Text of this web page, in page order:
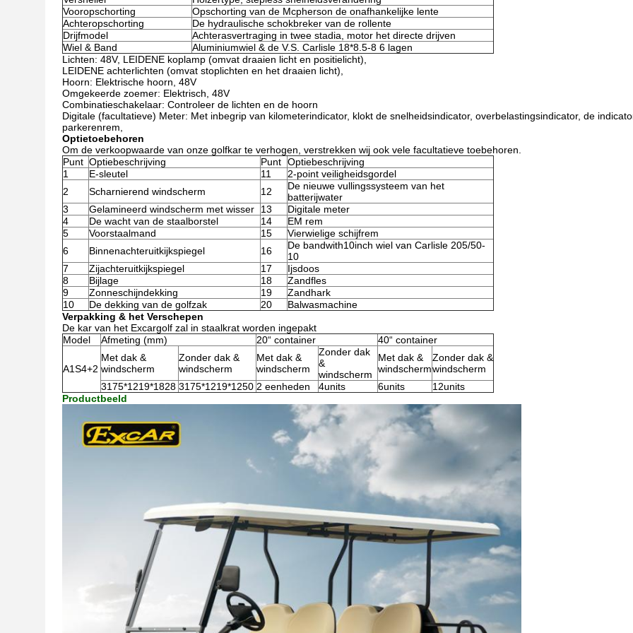
Vooropschorting
Opschorting van de Mcpherson de onafhankelijke lente
Achteropschorting
De hydraulische schokbreker van de rollente
Drijfmodel
Achterasvertraging in twee stadia, motor het directe drijven
Wiel & Band
Aluminiumwiel & de V.S. Carlisle 18*8.5-8 6 lagen
Lichten: 48V, LEIDENE koplamp (omvat draaien licht en positielicht),
LEIDENE achterlichten (omvat stoplichten en het draaien licht),
Hoorn: Elektrische hoorn, 48V
Omgekeerde zoemer: Elektrisch, 48V
Combinatieschakelaar: Controleer de lichten en de hoorn
Digitale (facultatieve) Meter: Met inbegrip van kilometerindicator, klokt de snelheidsindicator, overbelastingsindicator, de
parkerenrem,
Optietoebehoren
Om de verkoopwaarde van onze golfkar te verhogen, verstrekken wij ook vele facultatieve toebehoren.
Punt Optiebeschrijving Punt Optiebeschrijving
1
E-sleutel 11
2-point veiligheidsgordel
2
Scharnierend windscherm 12
De nieuwe vullingssysteem van het
batterijwater
3
Gelamineerd windscherm met wisser 13
Digitale meter
4
De wacht van de staalborstel 14
EM rem
5
Voorstaalmand 15
Vierwielige schijfrem
6
Binnenachteruitkijkspiegel 16
De bandwith10inch wiel van Carlisle 205/50-
10
7
Zijachteruitkijkspiegel 17
Ijsdoos
8
Bijlage 18
Zandfles
9
Zonneschijndekking 19
Zandhark
10
De dekking van de golfzak 20
Balwasmachine
Verpakking & het Verschepen
De kar van het Excargolf zal in staalkrat worden ingepakt
Model
Afmeting (mm) 20“ container 40“ container
A1S4+2
Met dak &
windscherm
Zonder dak &
windscherm
Met dak &
windscherm
Zonder dak
&
windscherm
Met dak &
windscherm
Zonder dak &
windscherm
3175*1219*1828 3175*1219*1250 2 eenheden 4units 6units
12units
Productbeeld